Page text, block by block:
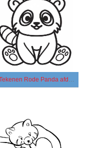
Tekenen Rode Panda afdrukbaar basis